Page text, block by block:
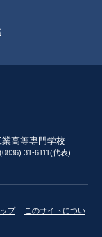
高等専門学校
31-6111(代表)
プ
このサイトについ